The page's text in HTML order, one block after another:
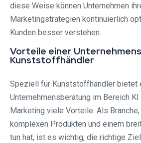
diese Weise können Unternehmen
Marketingstrategien kontinuierlich
Kunden besser verstehen.
Vorteile einer
Kunststoffhändler
Speziell für Kunststoffhändler bietet
Unternehmensberatung im Bereich
Marketing viele Vorteile. Als
komplexen Produkten und einem
tun hat, ist es wichtig, die richtige